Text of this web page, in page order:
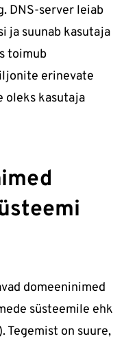
DNS-server leiab
ja suunab kasutaja
toimub
erinevate
oleks kasutaja
domeeninimed
süsteemile ehk
Tegemist on suure,